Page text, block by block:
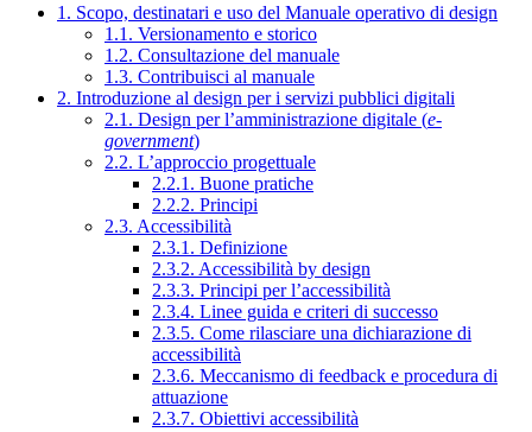
1. Scopo, destinatari e uso del Manuale operativo di design
1.1. Versionamento e storico
1.2. Consultazione del manuale
1.3. Contribuisci al manuale
2. Introduzione al design per i servizi pubblici digitali
2.1. Design per l’amministrazione digitale (e-
government)
2.2. L’approccio progettuale
2.2.1. Buone pratiche
2.2.2. Principi
2.3. Accessibilità
2.3.1. Definizione
2.3.2. Accessibilità by design
2.3.3. Principi per l’accessibilità
2.3.4. Linee guida e criteri di successo
2.3.5. Come rilasciare una dichiarazione di
accessibilità
2.3.6. Meccanismo di feedback e procedura di
attuazione
2.3.7. Obiettivi accessibilità